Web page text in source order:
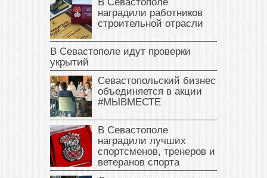
наградили работников
строительной отрасли
В Севастополе идут проверки
укрытий
Севастопольский бизнес
объединяется в акции
#МЫВМЕСТЕ
В Севастополе
наградили лучших
спортсменов, тренеров и
ветеранов спорта